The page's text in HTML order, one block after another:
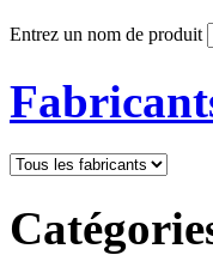
Entrez un nom de produit